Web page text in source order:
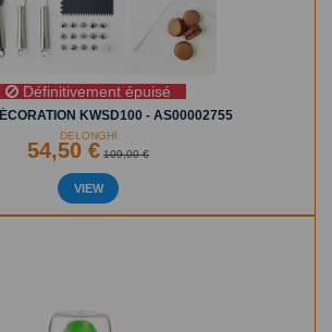
Définitivement épuisé
KWSD100 - AS00002755
DELONGHI
54,50 € 109,00 €
VIEW